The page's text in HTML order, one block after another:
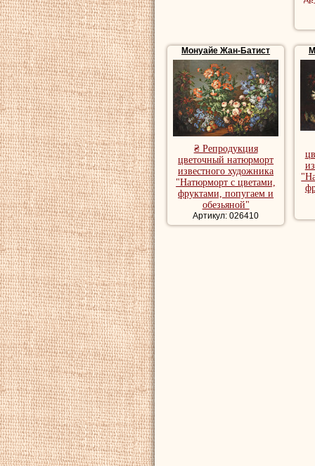
Монуайе Жан-Батист
₴ Репродукция
цветочный натюрморт
известного художника
"Натюрморт с цветами,
фруктами, попугаем и
обезьяной"
Артикул: 026410